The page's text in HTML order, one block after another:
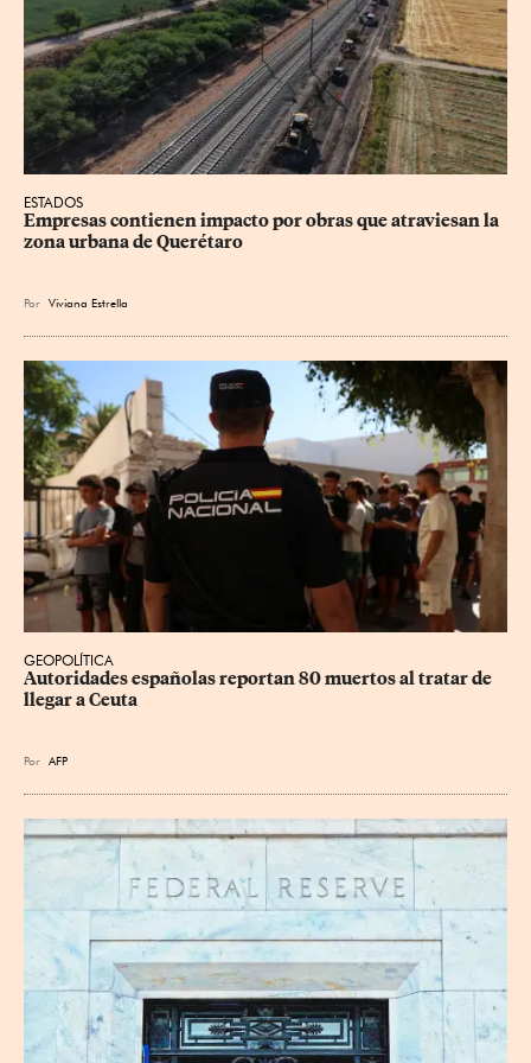
ESTADOS
Empresas contienen impacto por obras que atraviesan la
zona urbana de Querétaro
Por Viviana Estrella
GEOPOLÍTICA
Autoridades españolas reportan 80 muertos al tratar de
llegar a Ceuta
Por AFP